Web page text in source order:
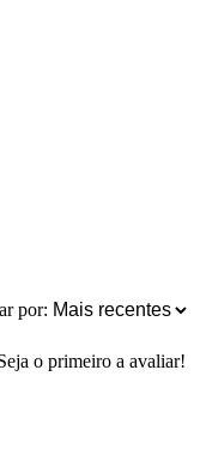
por:
o primeiro a avaliar!